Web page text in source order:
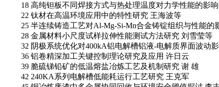
18 高纯钽板不同焊接方式与热处理温度对力学性能的影
22 钛材在高温环境应用中的特性研究 王海波等
25 半连续铸造工艺对Al-Mg-Si-Mn合金铸锭组织与性能的
28 金属材料小尺度试样拉伸性能测试方法研究 刘雪莹等
32 阴极系统优化对400kA铝电解槽铝液-电解质界面波动
36 铝卷精深加工关键控制理论研究及应用 许日云
39 脆硫锑铅矿的低温熔盐冶炼工艺及机制研究 谢 雄
42 240KA系列电解槽低能耗运行工艺研究 王克军